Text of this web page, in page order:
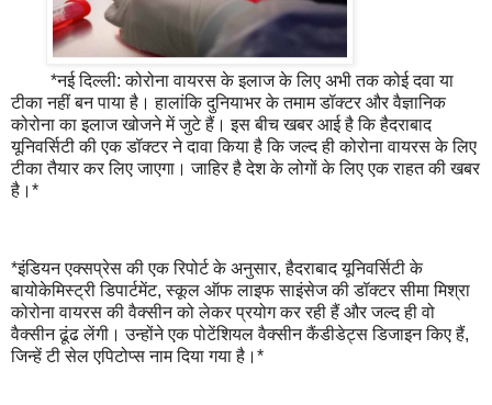
*नई दिल्ली: कोरोना वायरस के इलाज के लिए अभी तक कोई दवा या
टीका नहीं बन पाया है। हालांकि दुनियाभर के तमाम डॉक्टर और वैज्ञानिक
कोरोना का इलाज खोजने में जुटे हैं। इस बीच खबर आई है कि हैदराबाद
यूनिवर्सिटी की एक डॉक्टर ने दावा किया है कि जल्द ही कोरोना वायरस के लिए
टीका तैयार कर लिए जाएगा। जाहिर है देश के लोगों के लिए एक राहत की खबर
है।*
*इंडियन एक्सप्रेस की एक रिपोर्ट के अनुसार, हैदराबाद यूनिवर्सिटी के
बायोकेमिस्ट्री डिपार्टमेंट, स्कूल ऑफ लाइफ साइंसेज की डॉक्टर सीमा मिश्रा
कोरोना वायरस की वैक्सीन को लेकर प्रयोग कर रही हैं और जल्द ही वो
वैक्सीन ढूंढ लेंगी। उन्होंने एक पोटेंशियल वैक्सीन कैंडीडेट्स डिजाइन किए हैं,
जिन्हें टी सेल एपिटोप्स नाम दिया गया है।*